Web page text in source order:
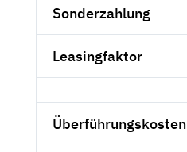
Sonderzahlung
Leasingfaktor
Überführungskosten